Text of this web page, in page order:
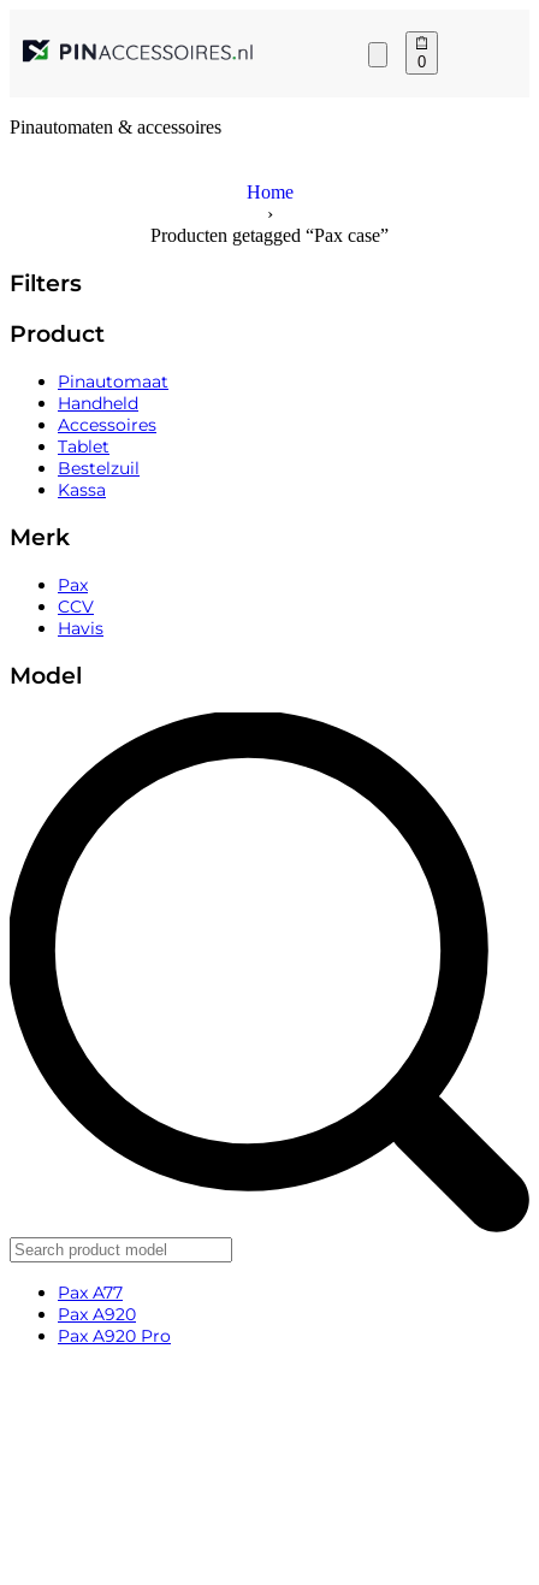
0
Pinautomaten & accessoires
Home
›
Producten getagged “Pax case”
Filters
Product
Pinautomaat
Handheld
Accessoires
Tablet
Bestelzuil
Kassa
Merk
Pax
CCV
Havis
Model
Pax A77
Pax A920
Pax A920 Pro